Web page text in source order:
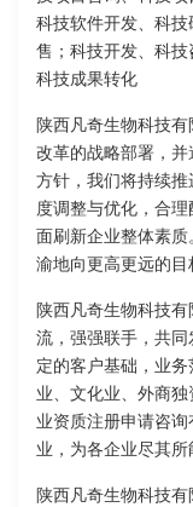
科技软件开发、科
售；科技开发、科技
科技成果转化
陕西凡奇生物科技
改革的战略部署，
方针，我们将持续
度调整与优化，合
面刷新企业整体素
渝地向更高更远的目
陕西凡奇生物科技
流，强强联手，共
定的客户基础，业
业、文化业、外商
业资质注册申请咨
业，为各企业尽其所
陕西凡奇生物科技